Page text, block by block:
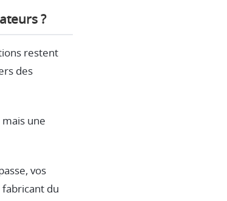
?
restent
des
mais une
vos
du